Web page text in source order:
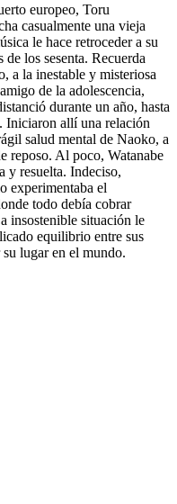
europeo, Toru
casualmente una vieja
le hace retroceder a su
los sesenta. Recuerda
a la inestable y misteriosa
de la adolescencia,
durante un año, hasta
Iniciaron allí una relación
salud mental de Naoko, a
reposo. Al poco, Watanabe
y resuelta. Indeciso,
experimentaba el
todo debía cobrar
insostenible situación le
equilibrio entre sus
su lugar en el mundo.